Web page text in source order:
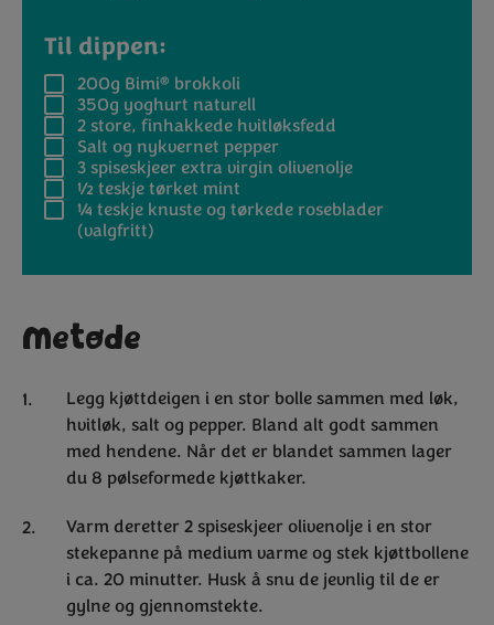
Til dippen:
200g Bimi® brokkoli
350g yoghurt naturell
2store, finhakkede hvitløksfedd
Salt og nykvernet pepper
3 spiseskjeer extra virgin olivenolje
½ teskjetørket mint
¼ teskje knuste og tørkede roseblader
(valgfritt)
Metode
Legg kjøttdeigen i en stor bolle sammen med løk,
hvitløk, salt og pepper. Bland alt godt sammen
med hendene. Når det er blandet sammen lager
du 8 pølseformede kjøttkaker.
Varm deretter 2 spiseskjeer olivenolje i en stor
stekepanne på medium varme og stek kjøttbollene
i ca. 20 minutter. Husk å snu de jevnlig til de er
gylne og gjennomstekte.